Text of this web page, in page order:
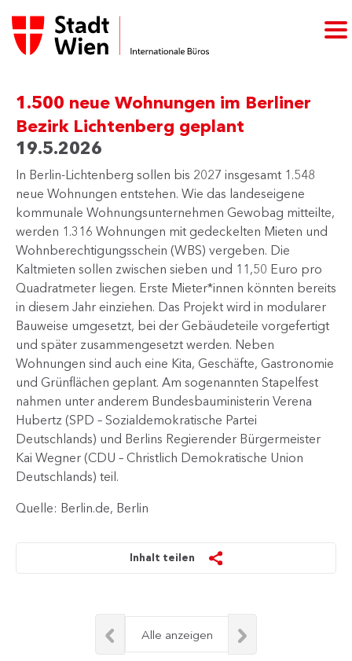
1.500 neue Wohnungen im Berliner
Bezirk Lichtenberg geplant
19.5.2026
In Berlin-Lichtenberg sollen bis 2027 insgesamt 1.548
neue Wohnungen entstehen. Wie das landeseigene
kommunale Wohnungsunternehmen Gewobag mitteilte,
werden 1.316 Wohnungen mit gedeckelten Mieten und
Wohnberechtigungsschein (WBS) vergeben. Die
Kaltmieten sollen zwischen sieben und 11,50 Euro pro
Quadratmeter liegen. Erste Mieter*innen könnten bereits
in diesem Jahr einziehen. Das Projekt wird in modularer
Bauweise umgesetzt, bei der Gebäudeteile vorgefertigt
und später zusammengesetzt werden. Neben
Wohnungen sind auch eine Kita, Geschäfte, Gastronomie
und Grünflächen geplant. Am sogenannten Stapelfest
nahmen unter anderem Bundesbauministerin Verena
Hubertz (SPD – Sozialdemokratische Partei
Deutschlands) und Berlins Regierender Bürgermeister
Kai Wegner (CDU – Christlich Demokratische Union
Deutschlands) teil.
Quelle: Berlin.de, Berlin
Inhalt teilen
Alle anzeigen